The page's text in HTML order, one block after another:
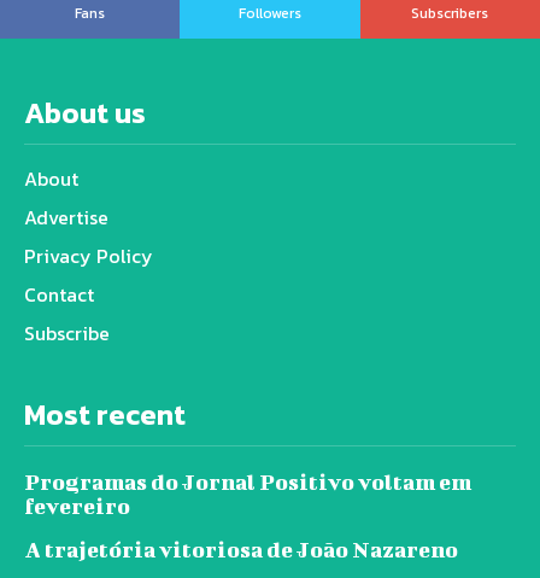
Fans
Followers
Subscribers
About us
About
Advertise
Privacy Policy
Contact
Subscribe
Most recent
Programas do Jornal Positivo voltam em
fevereiro
A trajetória vitoriosa de João Nazareno